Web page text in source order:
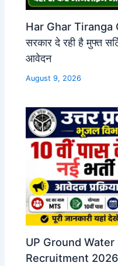
Har Ghar Tiranga
सरकार दे रही है मुफ्त
आवेदन
August 9, 2026
UP Ground
Recruitment 2026: